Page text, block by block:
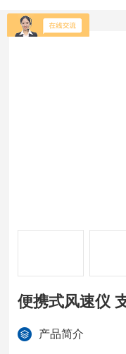
便携式风速仪
产品简介